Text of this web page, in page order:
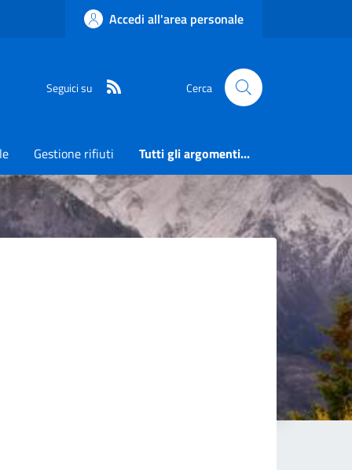
Accedi all'area personale
Seguici su Cerca
Gestione rifiuti Tutti gli argomenti...